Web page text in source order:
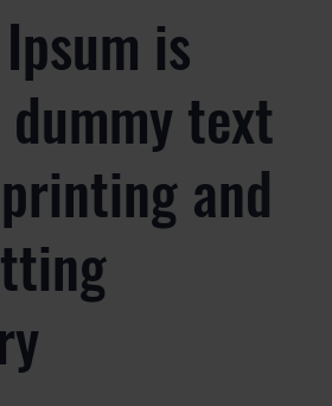
is
text
and